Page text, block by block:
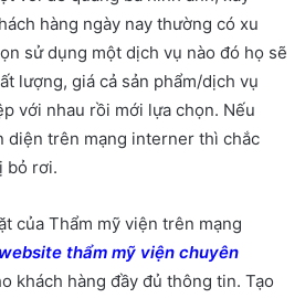
hàng ngày nay thường có xu
sử dụng một dịch vụ nào đó họ sẽ
lượng, giá cả sản phẩm/dịch vụ
với nhau rồi mới lựa chọn. Nếu
diện trên mạng interner thì chắc
bỏ rơi.
của Thẩm mỹ viện trên mạng
thẩm mỹ viện chuyên
khách hàng đầy đủ thông tin. Tạo